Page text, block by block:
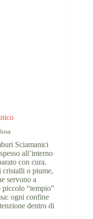
Sciamanici
all’interno
con cura.
cristalli o piume,
servono a
piccolo “tempio”
ogni confine
dentro di